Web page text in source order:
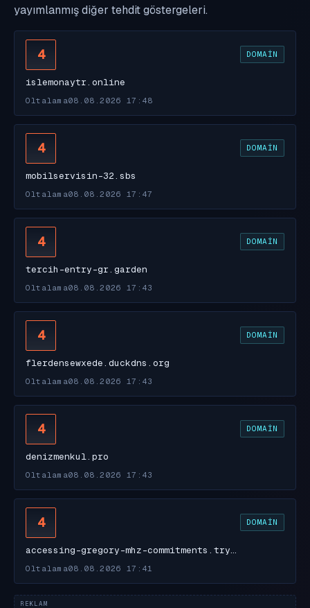
yayımlanmış diğer tehdit göstergeleri.
4 DOMAIN
islemonaytr.online
Oltalama08.08.2026 17:48
4 DOMAIN
mobilservisin-32.sbs
Oltalama08.08.2026 17:47
4 DOMAIN
tercih-entry-gr.garden
Oltalama08.08.2026 17:43
4 DOMAIN
flerdensewxede.duckdns.org
Oltalama08.08.2026 17:43
4 DOMAIN
denizmenkul.pro
Oltalama08.08.2026 17:43
4 DOMAIN
accessing-gregory-mhz-commitments.try…
Oltalama08.08.2026 17:41